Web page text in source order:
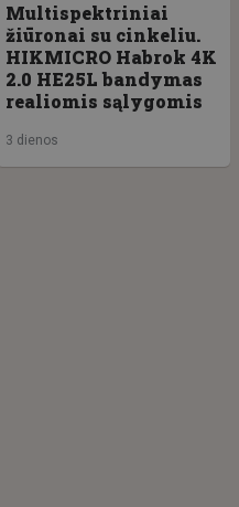
Multispektriniai
žiūronai su cinkeliu.
HIKMICRO Habrok 4K
2.0 HE25L bandymas
realiomis sąlygomis
3 dienos